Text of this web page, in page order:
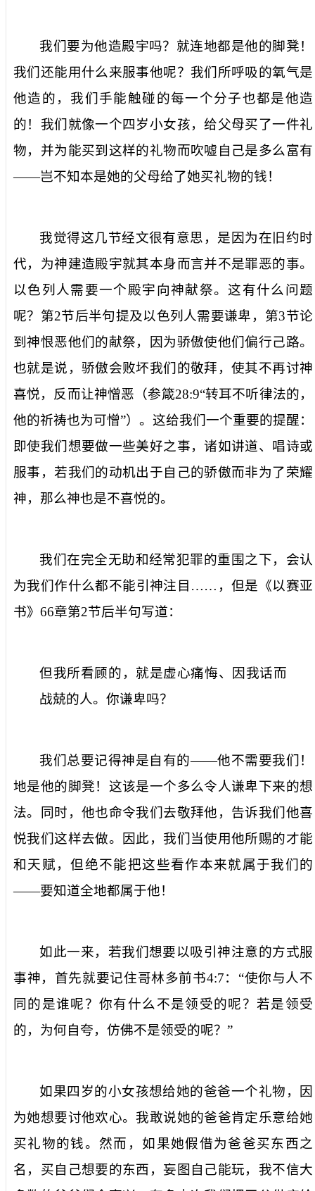
我们要为他造殿宇吗？就连地都是他的脚凳！
我们还能用什么来服事他呢？我们所呼吸的氧气是
他造的，我们手能触碰的每一个分子也都是他造
的！我们就像一个四岁小女孩，给父母买了一件礼
物，并为能买到这样的礼物而吹嘘自己是多么富有
——岂不知本是她的父母给了她买礼物的钱！
我觉得这几节经文很有意思，是因为在旧约时
代，为神建造殿宇就其本身而言并不是罪恶的事。
以色列人需要一个殿宇向神献祭。这有什么问题
呢？第2节后半句提及以色列人需要谦卑，第3节论
到神恨恶他们的献祭，因为骄傲使他们偏行己路。
也就是说，骄傲会败坏我们的敬拜，使其不再讨神
喜悦，反而让神憎恶（参箴28:9“转耳不听律法的，
他的祈祷也为可憎”）。这给我们一个重要的提醒：
即使我们想要做一些美好之事，诸如讲道、唱诗或
服事，若我们的动机出于自己的骄傲而非为了荣耀
神，那么神也是不喜悦的。
我们在完全无助和经常犯罪的重围之下，会认
为我们作什么都不能引神注目……，但是《以赛亚
书》 66章第2节后半句写道：
但我所看顾的，就是虚心痛悔、因我话而
战兢的人。你谦卑吗？
我们总要记得神是自有的——他不需要我们！
地是他的脚凳！这该是一个多么令人谦卑下来的想
法。同时，他也命令我们去敬拜他，告诉我们他喜
悦我们这样去做。因此，我们当使用他所赐的才能
和天赋，但绝不能把这些看作本来就属于我们的
——要知道全地都属于他！
如此一来，若我们想要以吸引神注意的方式服
事神，首先就要记住哥林多前书4:7：“使你与人不
同的是谁呢？你有什么不是领受的呢？若是领受
的，为何自夸，仿佛不是领受的呢？”
如果四岁的小女孩想给她的爸爸一个礼物，因
为她想要讨他欢心。我敢说她的爸爸肯定乐意给她
买礼物的钱。然而，如果她假借为爸爸买东西之
名，买自己想要的东西，妄图自己能玩，我不信大